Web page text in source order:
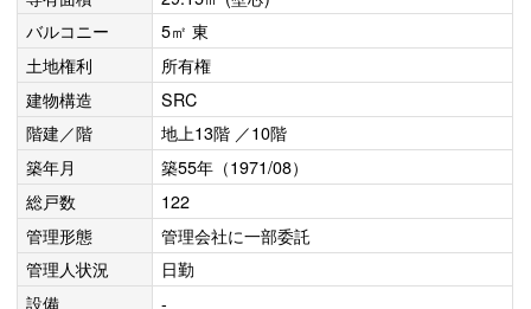
バルコニー
5㎡ 東
土地権利
所有権
建物構造
SRC
階建／階
地上13階 ／10階
築年月
築55年（1971/08）
総戸数
122
管理形態
管理会社に一部委託
管理人状況
日勤
設備
-